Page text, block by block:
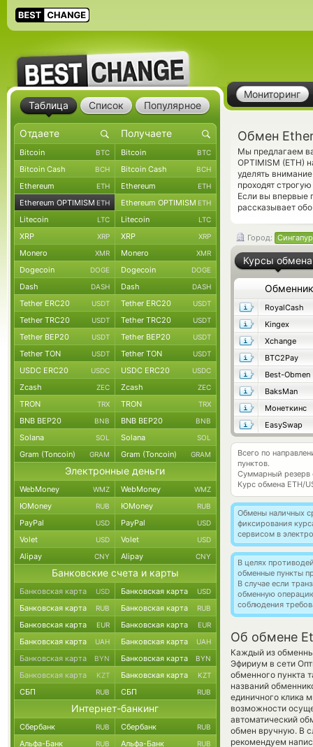
Мониторинг
Обмен
Мы предлагаем
OPTIMISM (ETH)
уделять
проходят
Если вы впервые
рассказывает
Город: Сингапур
Курсы обмена
Обменник
RoyalCash
Kingex
Xchange
BTC2Pay
Best-Obmen
BaksMan
Монеткинс
EasySwap
Всего по
пунктов.
Суммарный резерв
Курс обмена ETH/
Обмены наличных
фиксирования
сервисом в
В целях
обменные пункты
В случае если
обменную
соблюдения
Об обмене
Каждый из
Эфириум в сети
обменного пункта
названий
единичного клика
возможности
автоматический
обмен вручную. В
рекомендуем
Таблица Список Популярное
Bitcoin BTC Bitcoin BTC
Bitcoin Cash BCH Bitcoin Cash BCH
Ethereum ETH Ethereum ETH
Ethereum OPTIMISM ETH Ethereum OPTIMISM ETH
Litecoin LTC Litecoin LTC
XRP XRP XRP XRP
Monero XMR Monero XMR
Dogecoin DOGE Dogecoin DOGE
Dash DASH Dash DASH
Tether ERC20 USDT Tether ERC20 USDT
Tether TRC20 USDT Tether TRC20 USDT
Tether BEP20 USDT Tether BEP20 USDT
Tether TON USDT Tether TON USDT
USDC ERC20 USDC USDC ERC20 USDC
Zcash ZEC Zcash ZEC
TRON TRX TRON TRX
BNB BEP20 BNB BNB BEP20 BNB
Solana SOL Solana SOL
Gram (Toncoin) GRAM Gram (Toncoin) GRAM
Электронные деньги
WebMoney WMZ WebMoney WMZ
ЮMoney RUB ЮMoney RUB
PayPal USD PayPal USD
Volet USD Volet USD
Alipay CNY Alipay CNY
Банковские счета и карты
Банковская карта USD Банковская карта USD
Банковская карта RUB Банковская карта RUB
Банковская карта EUR Банковская карта EUR
Банковская карта UAH Банковская карта UAH
Банковская карта BYN Банковская карта BYN
Банковская карта KZT Банковская карта KZT
СБП RUB СБП RUB
Интернет-банкинг
Сбербанк RUB Сбербанк RUB
Альфа-Банк RUB Альфа-Банк RUB